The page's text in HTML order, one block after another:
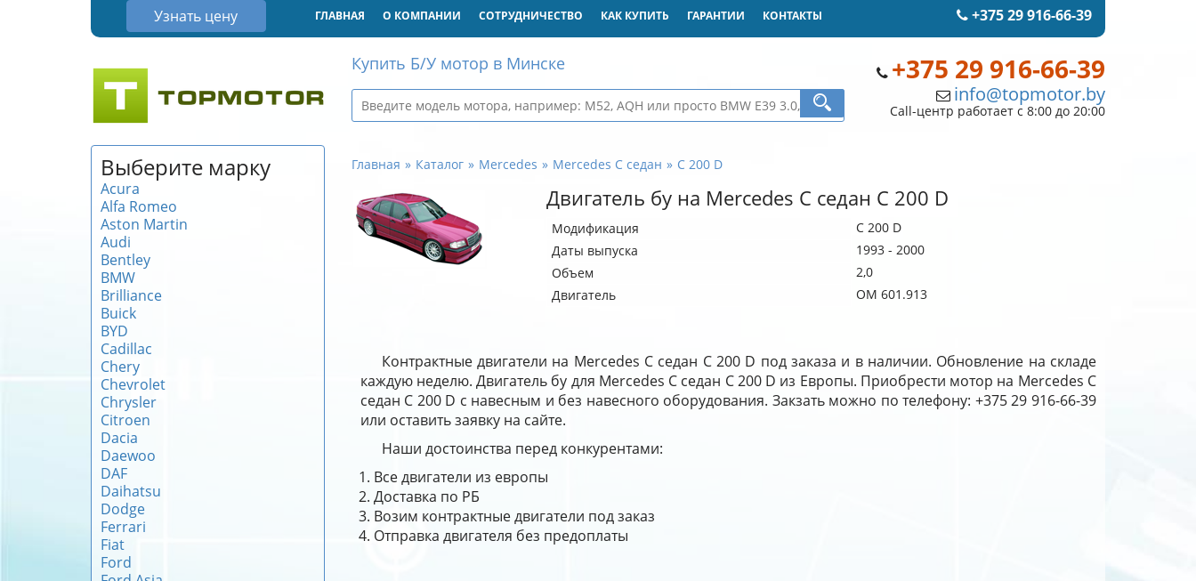
Узнать цену +375 29 916-66-39
ГЛАВНАЯ О КОМПАНИИ СОТРУДНИЧЕСТВО КАК КУПИТЬ ГАРАНТИИ КОНТАКТЫ
+375 29 916-66-39
info@topmotor.by
Call-центр работает с 8:00 до 20:00
Купить Б/У мотор в Минске
Выберите марку
Acura
Alfa Romeo
Aston Martin
Audi
Bentley
BMW
Brilliance
Buick
BYD
Cadillac
Chery
Chevrolet
Chrysler
Citroen
Dacia
Daewoo
DAF
Daihatsu
Dodge
Ferrari
Fiat
Ford
Главная Каталог Mercedes Mercedes C седан C 200 D
Двигатель бу на Mercedes C седан C 200 D
Модификация
C 200 D
Даты выпуска
1993 - 2000
Объем
2,0
Двигатель
OM 601.913
Контрактные двигатели на Mercedes C седан C 200 D под заказа и в наличии. Обновление на складе
каждую неделю. Двигатель бу для Mercedes C седан C 200 D из Европы. Приобрести мотор на Mercedes C
седан C 200 D с навесным и без навесного оборудования. Закзать можно по телефону: +375 29 916-66-39
или оставить заявку на сайте.
Наши достоинства перед конкурентами:
Все двигатели из европы
Доставка по РБ
Возим контрактные двигатели под заказ
Отправка двигателя без предоплаты